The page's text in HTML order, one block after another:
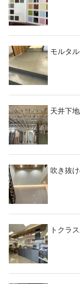
モルタ
天井下地
吹き抜
トクラ